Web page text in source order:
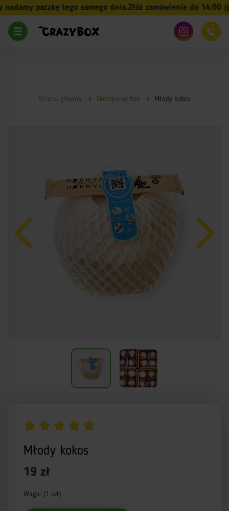
paczkę tego samego dnia.Złóż zamówienie do 14:00
Strona główna Skomponuj box Młody kokos
Młody kokos
19 zł
Waga: (1 szt)